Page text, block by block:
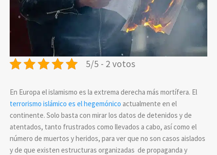
5/5 - 2 votos
En Europa el islamismo es la extrema derecha más mortífera. El
terrorismo islámico es el hegemónico actualmente en el
continente. Solo basta con mirar los datos de detenidos y de
atentados, tanto frustrados como llevados a cabo, así como el
número de muertos y heridos, para ver que no son casos aislados
y de que existen estructuras organizadas de propaganda y